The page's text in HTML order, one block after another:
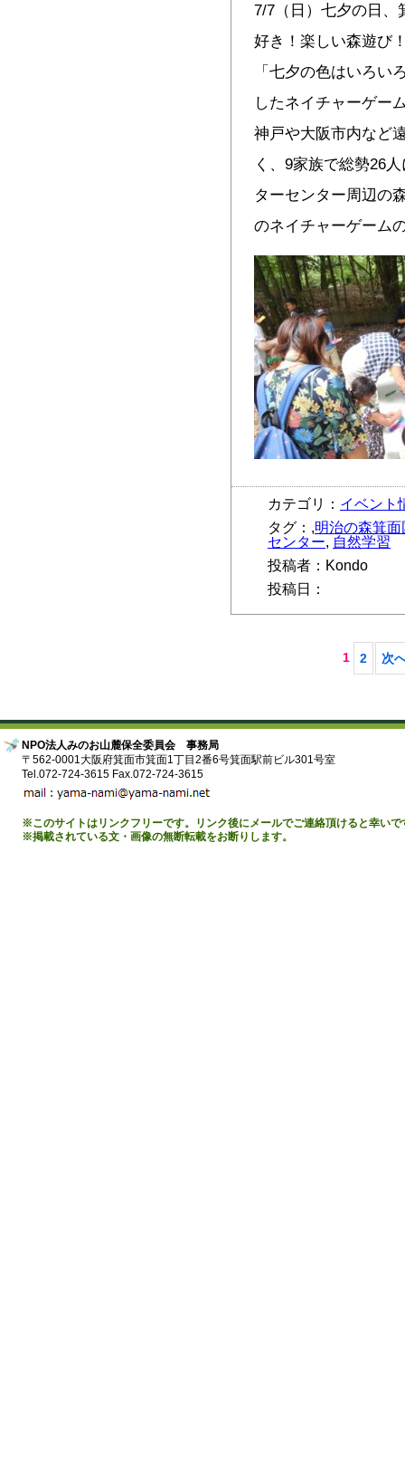
7/7（日）七夕の日、
好き！楽しい森遊び
「七夕の色はいろい
したネイチャーゲー
神戸や大阪市内など
く、9家族で総勢26
ターセンター周辺の
のネイチャーゲーム
カテゴリ： イベント
タグ：,明治の森箕
センター, 自然学習
投稿者：Kondo
投稿日：
1 2 次
NPO法人みのお山麓保全委員会 事務局
〒562-0001大阪府箕面市箕面1丁目2番6号箕面駅前ビル301号室
Tel.072-724-3615 Fax.072-724-3615
※このサイトはリンクフリーです。リンク後にメールでご連絡頂けると幸いで
※掲載されている文・画像の無断転載をお断りします。